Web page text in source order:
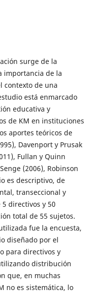
surge de la
importancia de la
contexto de una
está enmarcado
educativa y
de KM en instituciones
aportes teóricos de
Davenport y Prusak
Fullan y Quinn
(2006), Robinson
es descriptivo, de
transeccional y
directivos y 50
total de 55 sujetos.
fue la encuesta,
diseñado por el
para directivos y
distribución
que, en muchas
no es sistemática, lo